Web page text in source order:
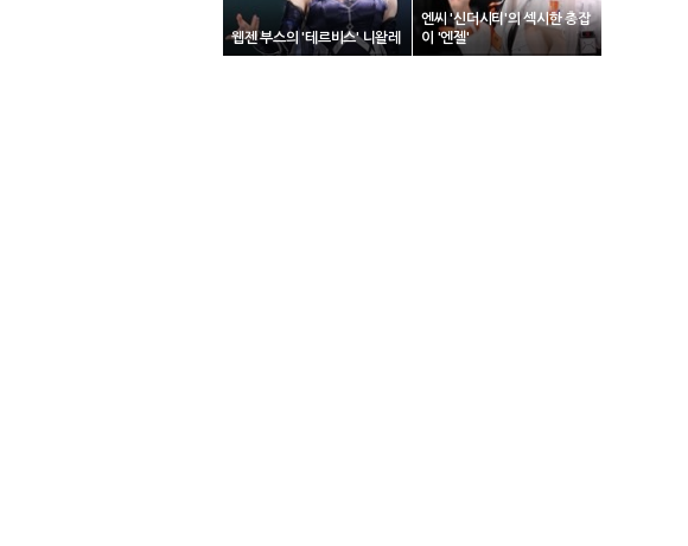
웹젠 부스의 '테르비스' 니왈레
엔씨 '신더시티'의 섹시한 총잡
이 '엔젤'